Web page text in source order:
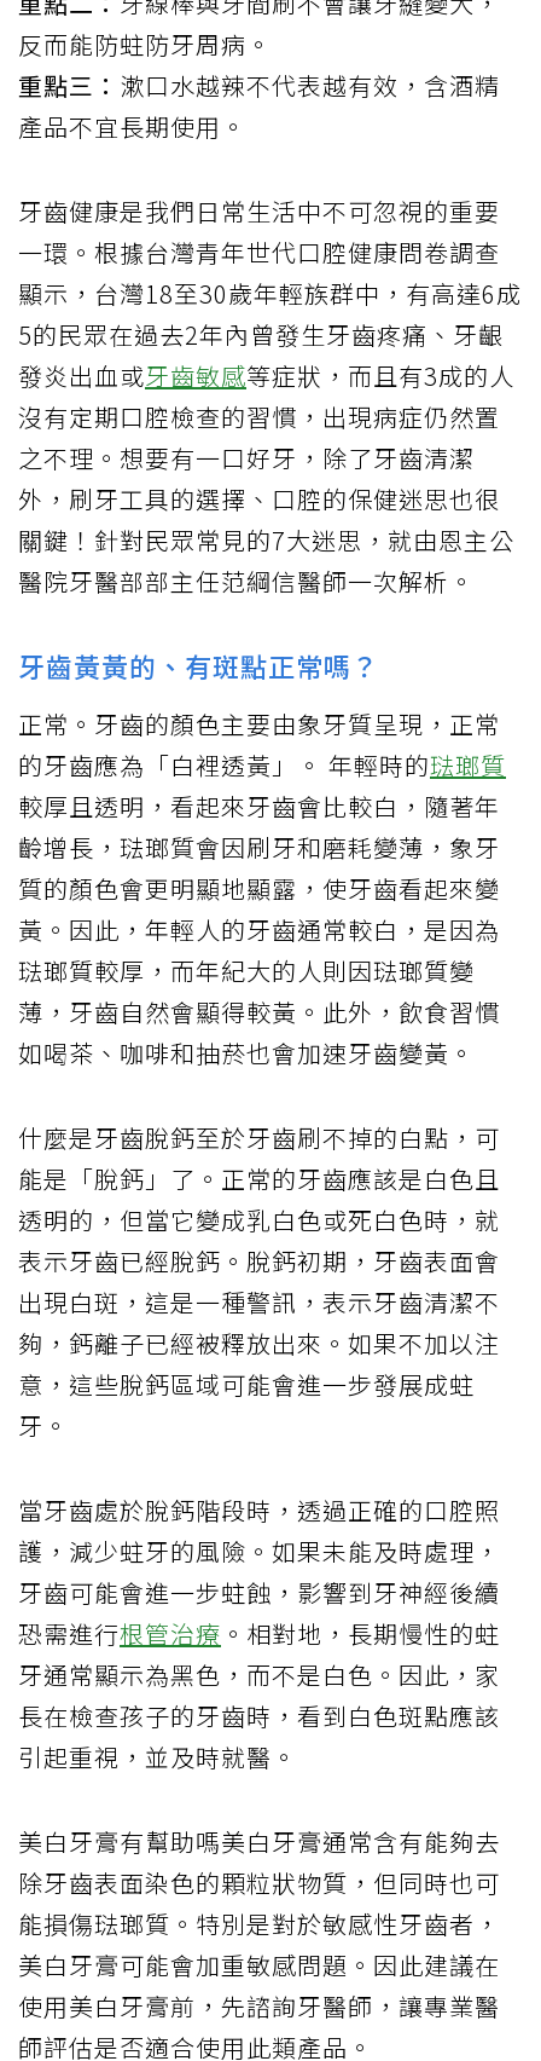
反而能防蛀防牙周病。
重點三： 漱口水越辣不代表越有效，含酒精
產品不宜長期使用。
牙齒健康是我們日常生活中不可忽視的重要
一環。根據台灣青年世代口腔健康問卷調查
顯示，台灣18至30歲年輕族群中，有高達6成
5的民眾在過去2年內曾發生牙齒疼痛、牙齦
發炎出血或牙齒敏感等症狀，而且有3成的人
沒有定期口腔檢查的習慣，出現病症仍然置
之不理。想要有一口好牙，除了牙齒清潔
外，刷牙工具的選擇、口腔的保健迷思也很
關鍵！針對民眾常見的7大迷思，就由恩主公
醫院牙醫部部主任范綱信醫師一次解析。
牙齒黃黃的、有斑點正常嗎？
正常。牙齒的顏色主要由象牙質呈現，正常
的牙齒應為「白裡透黃」。 年輕時的琺瑯質
較厚且透明，看起來牙齒會比較白，隨著年
齡增長，琺瑯質會因刷牙和磨耗變薄，象牙
質的顏色會更明顯地顯露，使牙齒看起來變
黃。因此，年輕人的牙齒通常較白，是因為
琺瑯質較厚，而年紀大的人則因琺瑯質變
薄，牙齒自然會顯得較黃。此外，飲食習慣
如喝茶、咖啡和抽菸也會加速牙齒變黃。
什麼是牙齒脫鈣至於牙齒刷不掉的白點，可
能是「脫鈣」了。正常的牙齒應該是白色且
透明的，但當它變成乳白色或死白色時，就
表示牙齒已經脫鈣。脫鈣初期，牙齒表面會
出現白斑，這是一種警訊，表示牙齒清潔不
夠，鈣離子已經被釋放出來。如果不加以注
意，這些脫鈣區域可能會進一步發展成蛀
牙。
當牙齒處於脫鈣階段時，透過正確的口腔照
護，減少蛀牙的風險。如果未能及時處理，
牙齒可能會進一步蛀蝕，影響到牙神經後續
恐需進行根管治療 。相對地，長期慢性的蛀
牙通常顯示為黑色，而不是白色。因此，家
長在檢查孩子的牙齒時，看到白色斑點應該
引起重視，並及時就醫。
美白牙膏有幫助嗎美白牙膏通常含有能夠去
除牙齒表面染色的顆粒狀物質，但同時也可
能損傷琺瑯質。特別是對於敏感性牙齒者，
美白牙膏可能會加重敏感問題。因此建議在
使用美白牙膏前，先諮詢牙醫師，讓專業醫
師評估是否適合使用此類產品。